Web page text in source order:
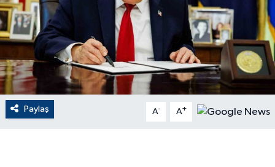
Paylaş A- A+
EKONOMİ
English News
Finans
Flaş Haber